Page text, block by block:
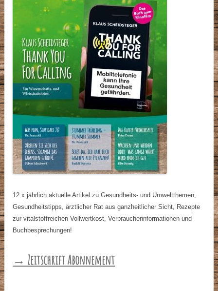
12 x jährlich aktuelle Artikel zu Gesundheits- und Umweltthemen,
Gesundheitstipps, ärztlicher Rat aus ganzheitlicher Sicht, Rezepte
zur vitalstoffreichen Vollwertkost, Verbraucherinformationen und
Buchbesprechungen!
→ Zeitschrift Abonnement